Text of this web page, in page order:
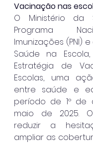
Vacinação nas
O Ministério da
Programa
Imunizações (PNI)
Saúde na
Estratégia de
Escolas, uma
entre saúde e
período de 1º de
maio de 2025.
reduzir a
ampliar as